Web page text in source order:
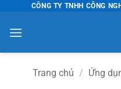
nội
dung
CÔNG TY TNHH CÔNG
Trang chủ / Ứng